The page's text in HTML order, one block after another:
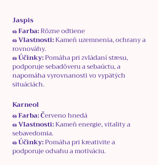
Jaspis
๑ Farba:Rôzne odtiene
๑ Vlastnosti:Kameň uzemnenia, ochrany a
rovnováhy.
๑ Účinky:Pomáha pri zvládaní stresu,
podporuje sebadôveru a sebaúctu, a
napomáha vyrovnanosti vo vypätých
situáciách.
Karneol
๑ Farba: Červeno hnedá
๑ Vlastnosti:Kameň energie, vitality a
sebavedomia.
๑ Účinky:Pomáha pri kreativite a
podporuje odvahu a motiváciu.